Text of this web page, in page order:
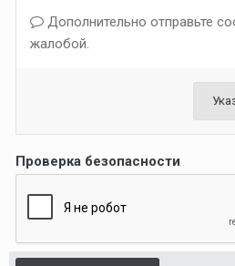
Дополнительно отправьте
жалобой.
Проверка безопасности